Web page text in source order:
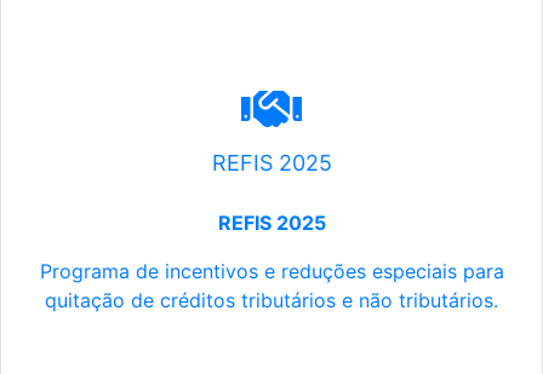
REFIS 2025
REFIS 2025
Programa de incentivos e reduções especiais para
quitação de créditos tributários e não tributários.